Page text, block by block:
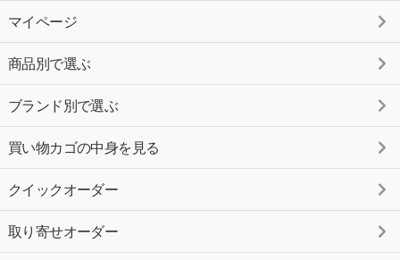
マイページ
商品別で選ぶ
ブランド別で選ぶ
買い物カゴの中身を見る
クイックオーダー
取り寄せオーダー